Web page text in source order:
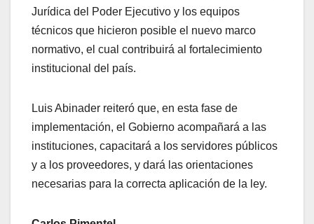
Jurídica del Poder Ejecutivo y los equipos
técnicos que hicieron posible el nuevo marco
normativo, el cual contribuirá al fortalecimiento
institucional del país.
Luis Abinader reiteró que, en esta fase de
implementación, el Gobierno acompañará a las
instituciones, capacitará a los servidores públicos
y a los proveedores, y dará las orientaciones
necesarias para la correcta aplicación de la ley.